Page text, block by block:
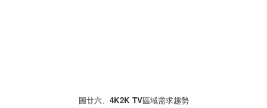
圖廿六、4K2K TV區域需求趨勢